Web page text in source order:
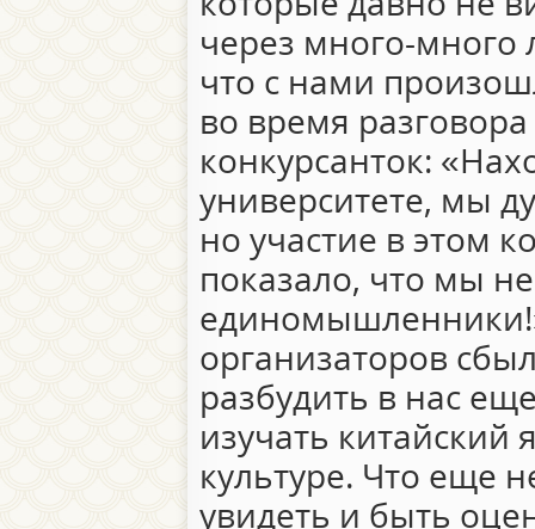
через много-много
что с нами
во время
конкурсанток:
университете, мы
но участие в этом
показало, что мы
организаторов
разбудить в нас
изучать китайский
культуре. Что еще
увидеть и быть